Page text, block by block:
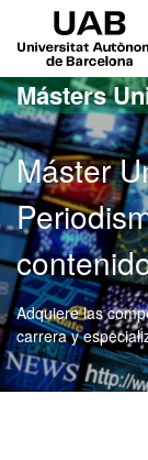
Acceso al contenido
Acceso a la
Másters
Máster
Adquiere las
carrera y